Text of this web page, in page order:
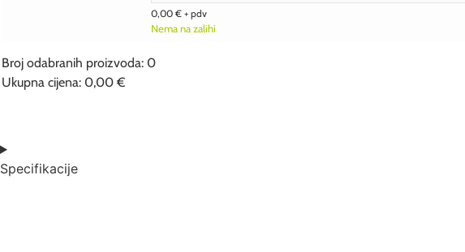
0,00 € + pdv
Nema na zalihi
Broj odabranih proizvoda: 0
Ukupna cijena: 0,00€
Specifikacije